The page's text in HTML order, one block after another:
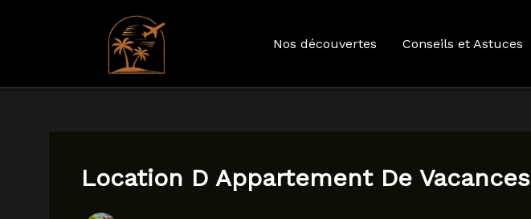
Aller
Nos découvertes Conseils et Astuces
Location D Appartement De Vacances